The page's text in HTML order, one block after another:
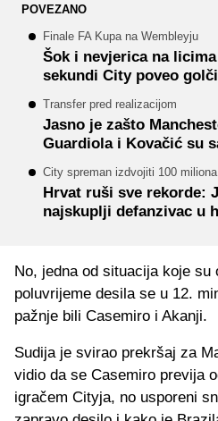
POVEZANO
Finale FA Kupa na Wembleyju
Šok i nevjerica na
sekundi City poveo
Transfer pred realizacijom
Jasno je zašto
Guardiola i Kovačić su
City spreman izdvojiti 100
Hrvat ruši sve rekorde:
najskuplji defanzivac u
No, jedna od situacija koje su
poluvrijeme desila se u 12.
pažnje bili Casemiro i Akanji.
Sudija je svirao prekršaj za
vidio da se Casemiro previja
igračem Cityja, no usporeni